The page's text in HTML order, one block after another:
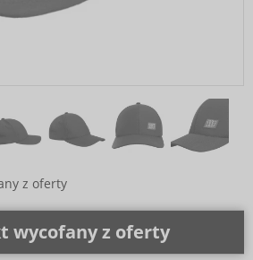
z oferty
wycofany z oferty